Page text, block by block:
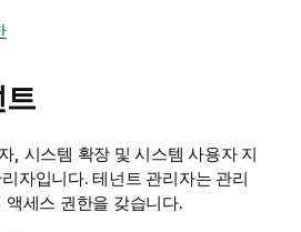
, 시스템 확장 및 시스템 사용자 지
자입니다. 테넌트 관리자는 관리
세스 권한을 갖습니다.